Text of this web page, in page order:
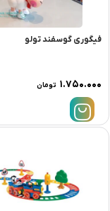
فیگوری گوسفند تولو
۱.۷۵۰.۰۰۰ تومان